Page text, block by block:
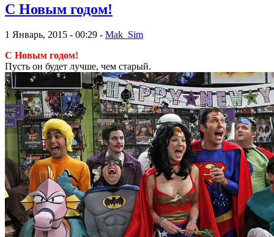
С Новым годом!
1 Январь, 2015 - 00:29 - Mak_Sim
С Новым годом!
Пусть он будет лучше, чем старый.